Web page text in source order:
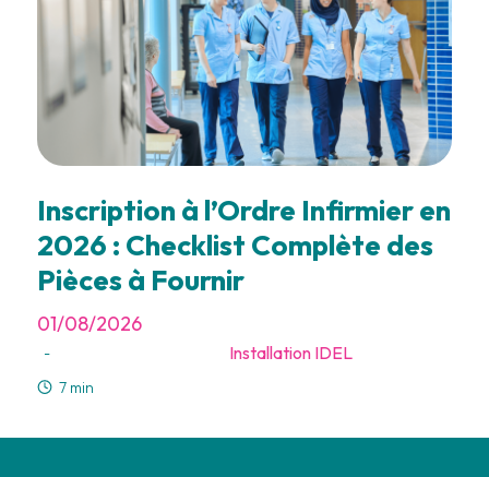
Inscription à l’Ordre Infirmier en
2026 : Checklist Complète des
Pièces à Fournir
01/08/2026
- Installation IDEL
7 min